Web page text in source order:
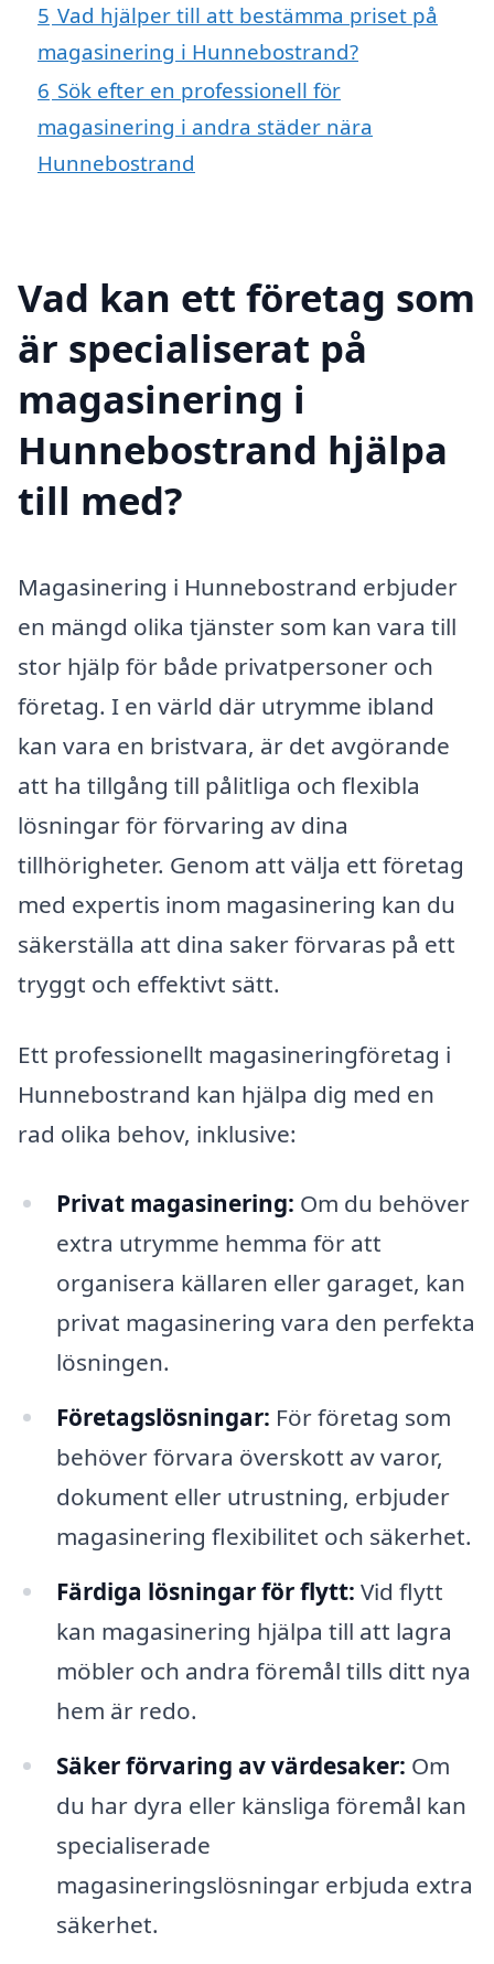
5 Vad hjälper till att bestämma priset på
magasinering i Hunnebostrand?
6 Sök efter en professionell för
magasinering i andra städer nära
Hunnebostrand
Vad kan ett företag som
är specialiserat på
magasinering i
Hunnebostrand hjälpa
till med?
Magasinering i Hunnebostrand erbjuder
en mängd olika tjänster som kan vara till
stor hjälp för både privatpersoner och
företag. I en värld där utrymme ibland
kan vara en bristvara, är det avgörande
att ha tillgång till pålitliga och flexibla
lösningar för förvaring av dina
tillhörigheter. Genom att välja ett företag
med expertis inom magasinering kan du
säkerställa att dina saker förvaras på ett
tryggt och effektivt sätt.
Ett professionellt magasineringföretag i
Hunnebostrand kan hjälpa dig med en
rad olika behov, inklusive:
Privat magasinering: Om du behöver
extra utrymme hemma för att
organisera källaren eller garaget, kan
privat magasinering vara den perfekta
lösningen.
Företagslösningar: För företag som
behöver förvara överskott av varor,
dokument eller utrustning, erbjuder
magasinering flexibilitet och säkerhet.
Färdiga lösningar för flytt: Vid flytt
kan magasinering hjälpa till att lagra
möbler och andra föremål tills ditt nya
hem är redo.
Säker förvaring av värdesaker: Om
du har dyra eller känsliga föremål kan
specialiserade
magasineringslösningar erbjuda extra
säkerhet.